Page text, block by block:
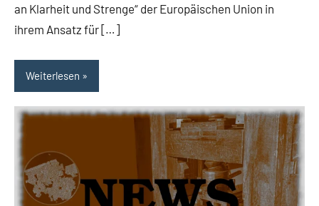
an Klarheit und Strenge“ der Europäischen Union in
ihrem Ansatz für […]
Weiterlesen